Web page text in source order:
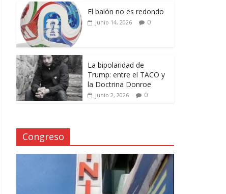
El balón no es redondo
junio 14, 2026 0
La bipolaridad de
Trump: entre el TACO y
la Doctrina Donroe
junio 2, 2026 0
Congreso